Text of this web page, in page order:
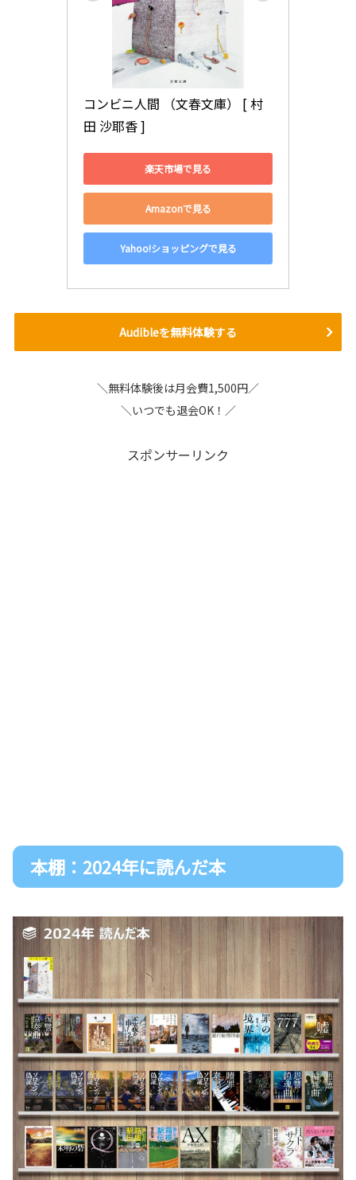
コンビニ人間 （文春文庫） [ 村
田 沙耶香 ]
楽天市場で見る
Amazonで見る
Yahoo!ショッピングで見る
Audibleを無料体験する
＼無料体験後は月会費1,500円／
＼いつでも退会OK！／
スポンサーリンク
本棚：2024年に読んだ本